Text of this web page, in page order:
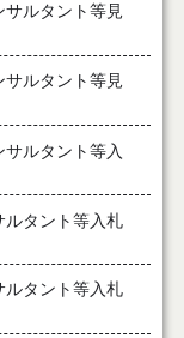
ルタント等見
ルタント等見
ルタント等入
タント等入札
タント等入札